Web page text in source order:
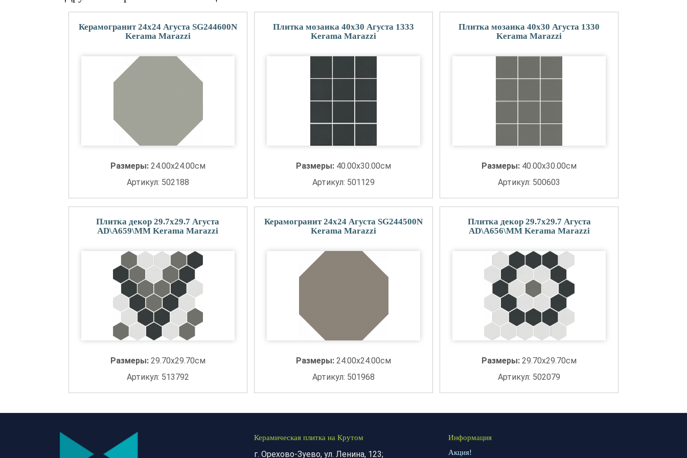
Керамогранит 24x24 Агуста SG244600N
Kerama Marazzi
Размеры: 24.00x24.00см
Артикул: 502188
Плитка мозаика 40x30 Агуста 1333
Kerama Marazzi
Размеры: 40.00x30.00см
Артикул: 501129
Плитка мозаика 40x30 Агуста 1330
Kerama Marazzi
Размеры: 40.00x30.00см
Артикул: 500603
Плитка декор 29.7x29.7 Агуста
AD\A659\MM Kerama Marazzi
Размеры: 29.70x29.70см
Артикул: 513792
Керамогранит 24x24 Агуста SG244500N
Kerama Marazzi
Размеры: 24.00x24.00см
Артикул: 501968
Плитка декор 29.7x29.7 Агуста
AD\A656\MM Kerama Marazzi
Размеры:29.70x29.70см
Артикул: 502079
Керамическая плитка на Крутом
г. Орехово-Зуево, ул. Ленина, 123;
Информация
Акция!